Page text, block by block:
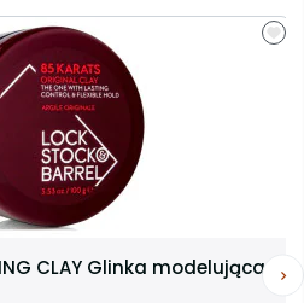
CLAY Glinka modelująca